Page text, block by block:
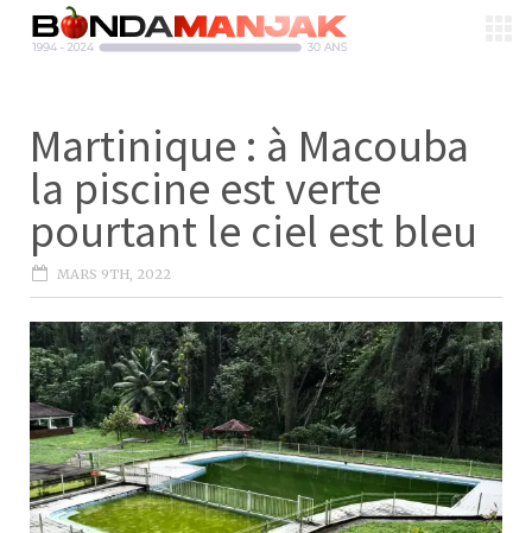
Martinique : à Macouba
la piscine est verte
pourtant le ciel est bleu
MARS 9TH, 2022